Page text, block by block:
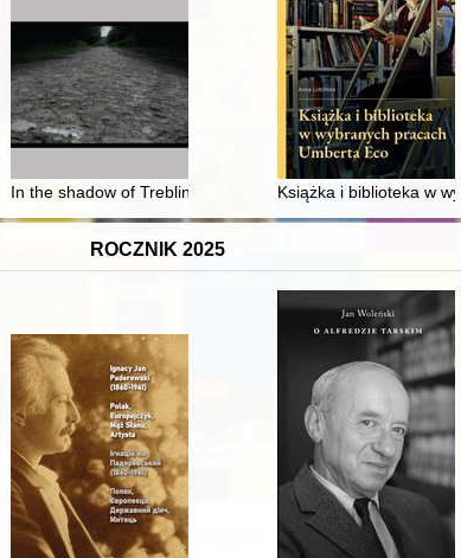
Urzędu Bezpieczeństwa Publicznego we
graniczna
In the shadow of Treblinka : the memory of heroes from
Książka i biblioteka w
ROCZNIK 2025